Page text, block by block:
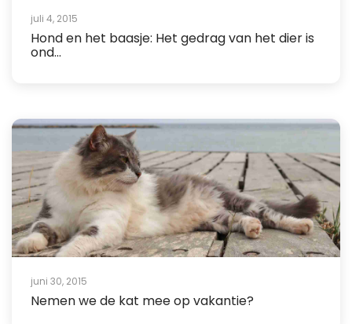
juli 4, 2015
Hond en het baasje: Het gedrag van het dier is
ond...
juni 30, 2015
Nemen we de kat mee op vakantie?